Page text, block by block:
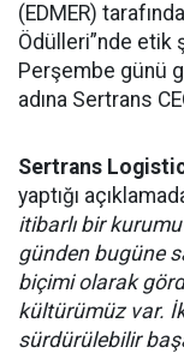
(EDMER)
Ödülleri”nde etik
Perşembe günü
adına Sertrans
Sertrans
yaptığı
itibarlı bir
günden bugüne
biçimi olarak
kültürümüz var.
sürdürülebilir